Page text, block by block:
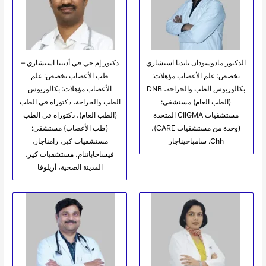
الدكتور مادوسودان تابديا استشاري
تخصص: علم الأعصاب مؤهلات:
بكالوريوس الطب والجراحة، DNB
(الطب العام) مستشفى:
مستشفيات CIIGMA المتحدة
(وحدة من مستشفيات CARE)،
Chh. سامباجيناجار
دكتور إم جي في أديتيا استشاري –
طب الأعصاب تخصص: علم
الأعصاب مؤهلات: بكالوريوس
الطب والجراحة، دكتوراه في الطب
(الطب العام)، دكتوراه في الطب
(طب الأعصاب) مستشفى:
مستشفيات كير، رامناجار،
فيساخاباتنام، مستشفيات كير،
المدينة الصحية، أريلوفا